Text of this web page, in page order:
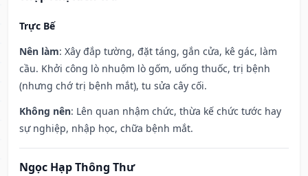
Trực Bế
Nên làm: Xây đắp tường, đặt táng, gắn cửa, kê gác, làm
cầu. Khởi công lò nhuộm lò gốm, uống thuốc, trị bệnh
(nhưng chớ trị bệnh mắt), tu sửa cây cối.
Không nên: Lên quan nhậm chức, thừa kế chức tước hay
sự nghiệp, nhập học, chữa bệnh mắt.
Ngọc Hạp Thông Thư